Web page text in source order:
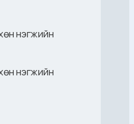
нэгжийн
нэгжийн